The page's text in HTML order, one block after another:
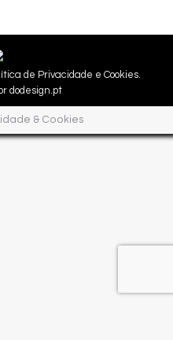
de Privacidade e Cookies.
dodesign.pt
& Cookies